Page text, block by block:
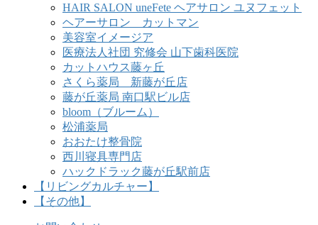
HAIR SALON uneFete ヘアサロン ユヌフェット
ヘアーサロン カットマン
美容室イメージア
医療法人社団 究修会 山下歯科医院
カットハウス藤ヶ丘
さくら薬局 新藤が丘店
藤が丘薬局 南口駅ビル店
bloom（ブルーム）
松浦薬局
おおたけ整骨院
西川寝具専門店
ハックドラック藤が丘駅前店
【リビングカルチャー】
【その他】